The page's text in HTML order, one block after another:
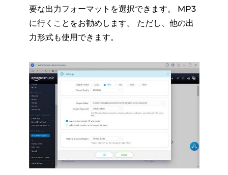
要な出力フォーマットを選択できます。 MP3
に行くことをお勧めします。 ただし、他の出
力形式も使用できます。